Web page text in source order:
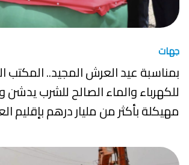
جهات
بمناسبة عيد العرش المجيد.. المكتب
للكهرباء والماء الصالح للشرب
مهيكلة بأكثر من مليار درهم بإقليم